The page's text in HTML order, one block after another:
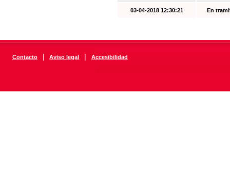
03-04-2018 12:30:21 En
Contacto | Aviso legal | Accesibilidad